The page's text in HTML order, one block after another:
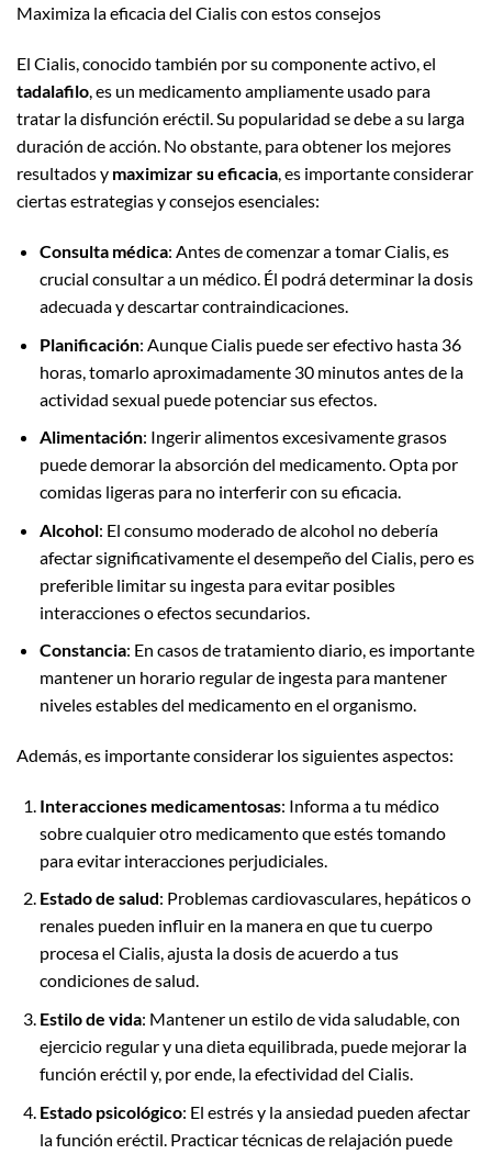
Maximiza la eficacia del Cialis con estos consejos
El Cialis, conocido también por su componente activo, el
tadalafilo, es un medicamento ampliamente usado para
tratar la disfunción eréctil. Su popularidad se debe a su larga
duración de acción. No obstante, para obtener los mejores
resultados y maximizar su eficacia, es importante considerar
ciertas estrategias y consejos esenciales:
Consulta médica: Antes de comenzar a tomar Cialis, es
crucial consultar a un médico. Él podrá determinar la dosis
adecuada y descartar contraindicaciones.
Planificación: Aunque Cialis puede ser efectivo hasta 36
horas, tomarlo aproximadamente 30 minutos antes de la
actividad sexual puede potenciar sus efectos.
Alimentación: Ingerir alimentos excesivamente grasos
puede demorar la absorción del medicamento. Opta por
comidas ligeras para no interferir con su eficacia.
Alcohol: El consumo moderado de alcohol no debería
afectar significativamente el desempeño del Cialis, pero es
preferible limitar su ingesta para evitar posibles
interacciones o efectos secundarios.
Constancia: En casos de tratamiento diario, es importante
mantener un horario regular de ingesta para mantener
niveles estables del medicamento en el organismo.
Además, es importante considerar los siguientes aspectos:
Interacciones medicamentosas: Informa a tu médico
sobre cualquier otro medicamento que estés tomando
para evitar interacciones perjudiciales.
Estado de salud: Problemas cardiovasculares, hepáticos o
renales pueden influir en la manera en que tu cuerpo
procesa el Cialis, ajusta la dosis de acuerdo a tus
condiciones de salud.
Estilo de vida: Mantener un estilo de vida saludable, con
ejercicio regular y una dieta equilibrada, puede mejorar la
función eréctil y, por ende, la efectividad del Cialis.
Estado psicológico: El estrés y la ansiedad pueden afectar
la función eréctil. Practicar técnicas de relajación puede